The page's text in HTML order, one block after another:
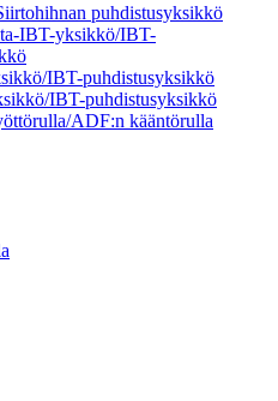
puhdistusyksikkö
IBT-yksikkö/IBT-
IBT-puhdistusyksikkö
IBT-puhdistusyksikkö
ADF:n kääntörulla